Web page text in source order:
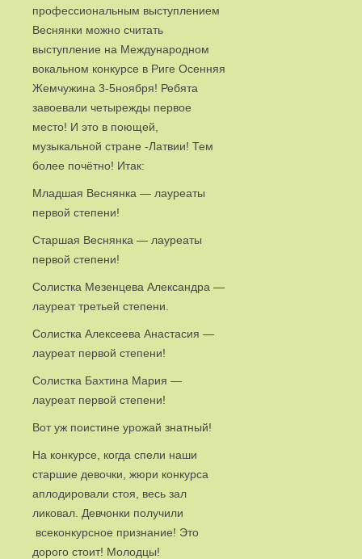
профессиональным выступлением
Веснянки можно считать
выступление на Международном
вокальном конкурсе в Риге Осенняя
Жемчужина 3-5ноября! Ребята
завоевали четырежды первое
место! И это в поющей,
музыкальной стране -Латвии! Тем
более почётно! Итак:
Младшая Веснянка — лауреаты
первой степени!
Старшая Веснянка — лауреаты
первой степени!
Солистка Мезенцева Александра —
лауреат третьей степени.
Солистка Алексеева Анастасия —
лауреат первой степени!
Солистка Бахтина Мария —
лауреат первой степени!
Вот уж поистине урожай знатный!
На конкурсе, когда спели наши
старшие девочки, жюри конкурса
аплодировали стоя, весь зал
ликовал. Девчонки получили
всеконкурсное признание! Это
дорого стоит! Молодцы!